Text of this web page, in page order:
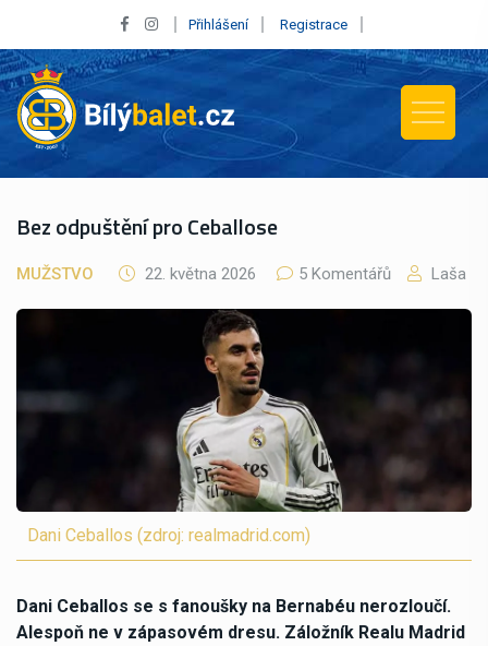
Přihlášení Registrace
Bez odpuštění pro Ceballose
MUŽSTVO 22. května 2026 5 Komentářů Laša
Dani Ceballos (zdroj: realmadrid.com)
Dani Ceballos se s fanoušky na Bernabéu nerozloučí.
Alespoň ne v zápasovém dresu. Záložník Realu Madrid